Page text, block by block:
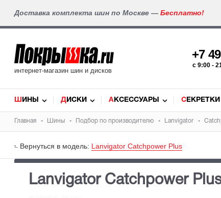
Доставка комплекта шин по Москве — Бесплатно!
интернет-магазин шин и дисков
+7
c 9:00 -
ШИНЫ ДИСКИ АКСЕССУАРЫ СЕКРЕТКИ
Главная Шины Подбор по производителю Lanvigator
Вернуться в модель: Lanvigator Catchpower Plus
Lanvigator Catchpower